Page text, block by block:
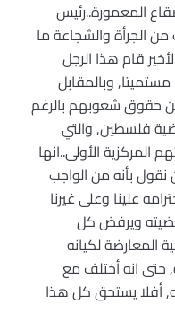
المعمورة..رئيس
من الجرأة والشجاعة ما
قام هذا الرجل
وبالمقابل
عن حقوق شعوبهم بالرغم
فلسطين, والتي
المركزية الأولى..انها
نقول بأنه من الواجب
علينا وعلى غيرنا
ويرفض كل
المعارضة لكيانه
حتى انه أختلف مع
أفلا يستحق كل هذا